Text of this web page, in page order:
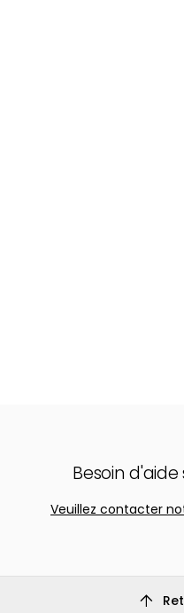
Besoin
Veuillez contacter
arrow_upward